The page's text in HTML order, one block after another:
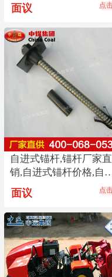
面议 点
自进式锚杆,锚杆厂家直
销,自进式锚杆价格,自
式锚杆供应商畅销
面议 点